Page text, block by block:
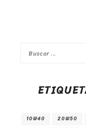
10W40 20W50